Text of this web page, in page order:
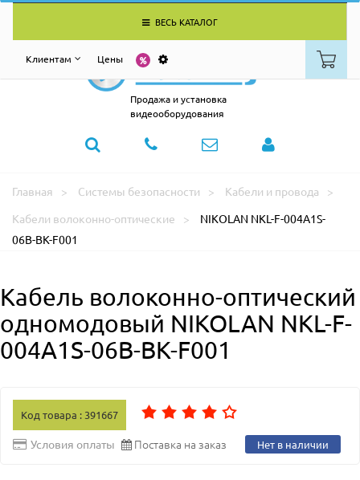
ВЕСЬ КАТАЛОГ
Клиентам Цены
Продажа и установка
видеооборудования
Главная Системы безопасности
Кабели и провода
Кабели волоконно-оптические
NIKOLAN NKL-F-004A1S-
06B-BK-F001
Кабель волоконно-оптический
одномодовый NIKOLAN NKL-F-
004A1S-06B-BK-F001
Код товара : 391667
Условия оплаты Поставка на заказ Нет в наличии